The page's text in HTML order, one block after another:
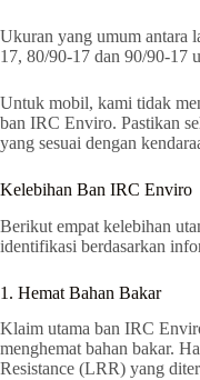
Ukuran yang umum antara
17, 80/90-17 dan 90/90-17
Untuk mobil, kami tidak
ban IRC Enviro. Pastikan
yang sesuai dengan
Kelebihan Ban IRC Enviro
Berikut empat kelebihan
identifikasi berdasarkan
1. Hemat Bahan Bakar
Klaim utama ban IRC
menghemat bahan bakar.
Resistance (LRR) yang